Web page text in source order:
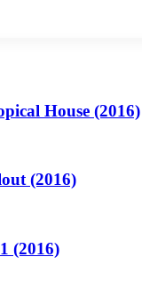
House (2016)
(2016)
(2016)